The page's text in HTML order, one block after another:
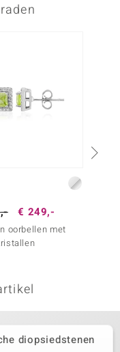
€ 249,-
oorbellen met
diopsiedstenen